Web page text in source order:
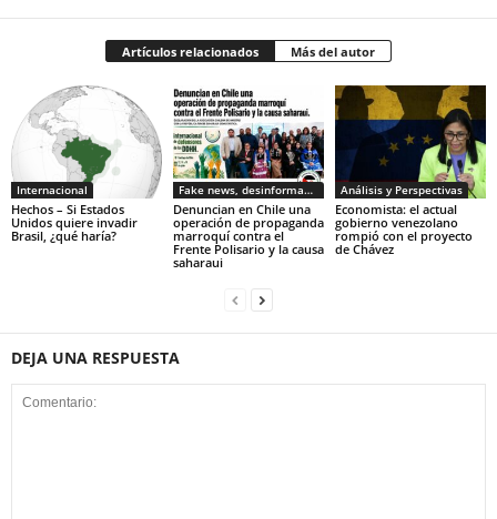
Artículos relacionados Más del autor
Internacional
Hechos – Si Estados
Unidos quiere invadir
Brasil, ¿qué haría?
Fake news, desinformacion
Denuncian en Chile una
operación de propaganda
marroquí contra el
Frente Polisario y la causa
saharaui
Análisis y Perspectivas
Economista: el actual
gobierno venezolano
rompió con el proyecto
de Chávez
DEJA UNA RESPUESTA